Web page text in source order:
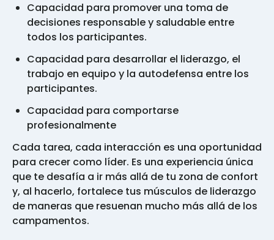
Capacidad para promover una toma de
decisiones responsable y saludable entre
todos los participantes.
Capacidad para desarrollar el liderazgo, el
trabajo en equipo y la autodefensa entre los
participantes.
Capacidad para comportarse
profesionalmente
Cada tarea, cada interacción es una oportunidad
para crecer como líder. Es una experiencia única
que te desafía a ir más allá de tu zona de confort
y, al hacerlo, fortalece tus músculos de liderazgo
de maneras que resuenan mucho más allá de los
campamentos.